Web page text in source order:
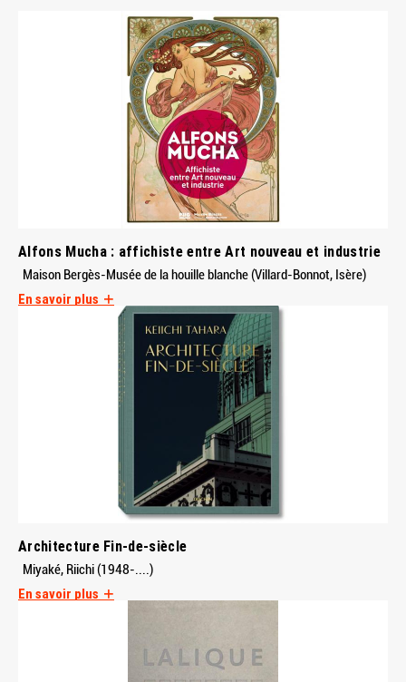
Alfons Mucha : affichiste entre Art nouveau et industrie
Maison Bergès-Musée de la houille blanche (Villard-Bonnot, Isère)
En savoir plus
Architecture Fin-de-siècle
Miyaké, Riichi (1948-....)
En savoir plus